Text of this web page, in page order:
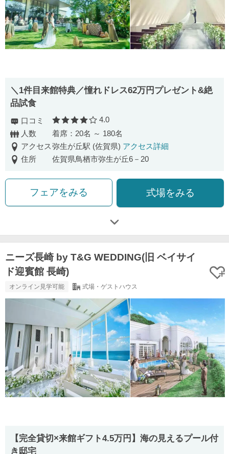
＼1件目来館特典／憧れドレス62万円プレゼント&絶
品試食
口コミ 口コミ評価
4.0
人数
着席：20名 ～ 180名
アクセス弥生が丘駅 (佐賀県) アクセス詳細
住所
佐賀県鳥栖市弥生が丘6－20
フェアをみる 式場をみる
ニーズ長崎 by T&G WEDDING(旧 ベイサイ
ド迎賓館 長崎)
オンライン見学可能 式場・ゲストハウス
【完全貸切×来館ギフト4.5万円】海の見えるプール付
き邸宅